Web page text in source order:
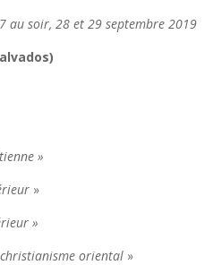
28 et 29 septembre 2019
»
»
»
oriental »